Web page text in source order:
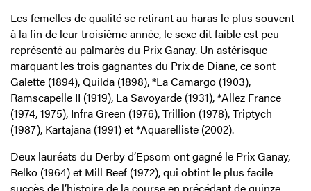
Les femelles de qualité se retirant au haras le plus souvent
à la fin de leur troisième année, le sexe dit faible est peu
représenté au palmarès du Prix Ganay. Un astérisque
marquant les trois gagnantes du Prix de Diane, ce sont
Galette (1894), Quilda (1898), *La Camargo (1903),
Ramscapelle II (1919), La Savoyarde (1931), *Allez France
(1974, 1975), Infra Green (1976), Trillion (1978), Triptych
(1987), Kartajana (1991) et *Aquarelliste (2002).
Deux lauréats du Derby d’Epsom ont gagné le Prix Ganay,
Relko (1964) et Mill Reef (1972), qui obtint le plus facile